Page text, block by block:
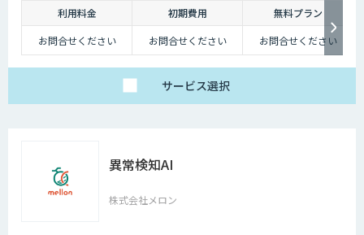
利用料金 初期費用
無料プラン
お問合せください
お問合せください お問合せください
サービス選択
異常検知AI
株式会社メロン